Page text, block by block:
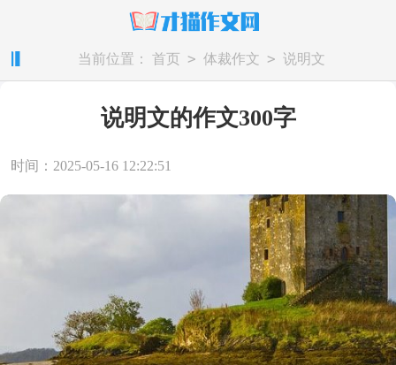
当前位置： 首页 > 体裁作文 > 说明文
说明文的作文300字
时间：2025-05-16 12:22:51